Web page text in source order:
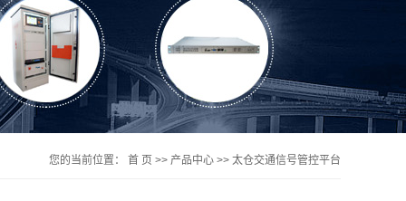
您的当前位置： 首 页 >> 产品中心 >> 太仓交通信号管控平台